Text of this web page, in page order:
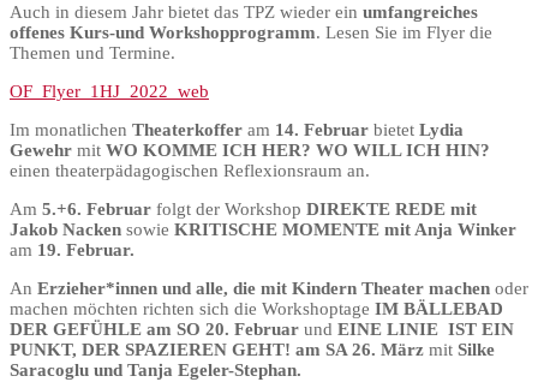
Auch in diesem Jahr bietet das TPZ wieder ein umfangreiches
offenes Kurs-und Workshopprogramm. Lesen Sie im Flyer die
Themen und Termine.
OF_Flyer_1HJ_2022_web
Im monatlichen Theaterkoffer am 14. Februar bietet Lydia
Gewehr mit WO KOMME ICH HER? WO WILL ICH HIN?
einen theaterpädagogischen Reflexionsraum an.
Am 5.+6. Februar folgt der Workshop DIREKTE REDE mit
Jakob Nacken sowie KRITISCHE MOMENTE mit Anja Winker
am 19. Februar.
An Erzieher*innen und alle, die mit Kindern Theater machen oder
machen möchten richten sich die Workshoptage IM BÄLLEBAD
DER GEFÜHLE am SO 20. Februar und EINE LINIE IST EIN
PUNKT, DER SPAZIEREN GEHT! am SA 26. März mit Silke
Saracoglu und Tanja Egeler-Stephan.